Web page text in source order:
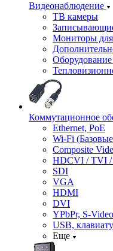
Видеонаблюдение
ТВ камеры
Мониторы
Коммутационное
Ethernet, PoE
Wi-Fi
Composite
HDCVI / TVI
SDI
VGA
HDMI
DVI
YPbPr, S-Video
USB,
Еще